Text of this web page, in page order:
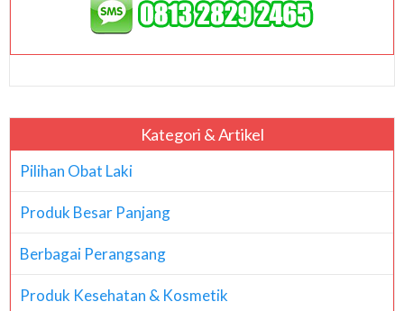
Kategori & Artikel
Pilihan Obat Laki
Produk Besar Panjang
Berbagai Perangsang
Produk Kesehatan & Kosmetik